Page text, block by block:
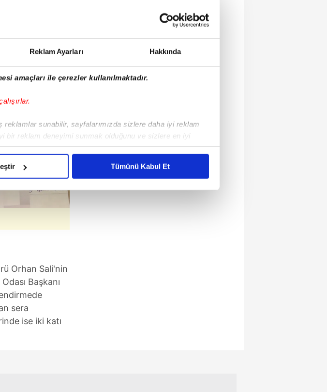
Reklam Ayarları Hakkında
amaçları ile çerezler kullanılmaktadır.
sunabilir, sayfalarımızda sizlere daha iyi reklam
bir reklam deneyimi sunmak olduğunu ve sizlere en iyi
ve bu noktada, reklamların maliyetlerimizi karşılamak
ve üçüncü kişilere ait çerezler kullanılmaktadır. Bu
olan çerezler bilgi toplumu hizmetlerinin sunulması
kılınması ve kişiselleştirilmesi ve sizlere yönelik
açık rızanız dahilinde kullanılacaktır.
belirleyebilirsiniz. Çerezlere ilişkin detaylı bilgi için Ayarlar
Aydınlatma Metnimizi okumak ve sitemizde ilgili
lütfentıklayınız
Tümünü Kabul Et
Orhan Sali'nin
Başkanı
sera
ise iki katı